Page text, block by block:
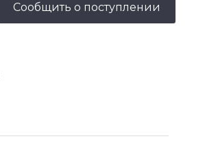
Сообщить о поступлении